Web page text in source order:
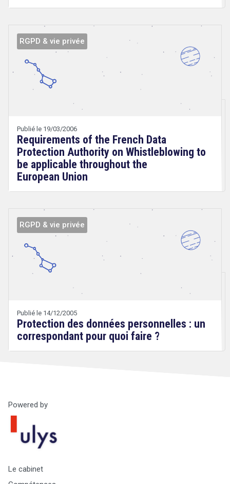
RGPD & vie privée
Publié le 19/03/2006
Requirements of the French Data
Protection Authority on Whistleblowing to
be applicable throughout the
European Union
Droit
Technologies
RGPD & vie privée
Publié le 14/12/2005
Protection des données personnelles : un
correspondant pour quoi faire ?
Droit
Technologies
Powered by
Le cabinet